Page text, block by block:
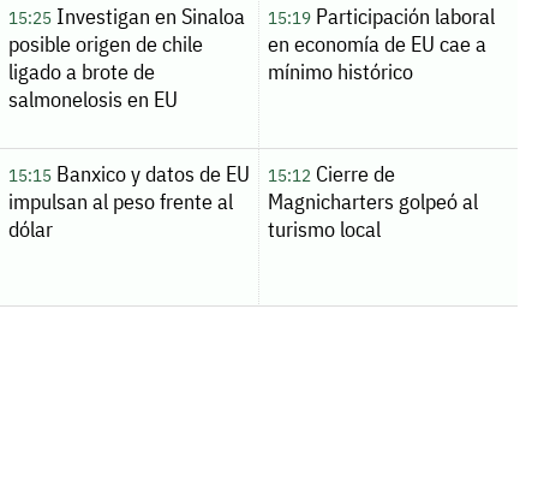
15:25Investigan en Sinaloa
posible origen de chile
ligado a brote de
salmonelosis en EU
15:19Participación laboral
en economía de EU cae a
mínimo histórico
15:15Banxico y datos de EU
impulsan al peso frente al
dólar
15:12 Cierre de
Magnicharters golpeó al
turismo local